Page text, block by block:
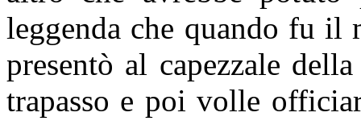
leggenda che quando fu il
presentò al capezzale
trapasso e poi volle